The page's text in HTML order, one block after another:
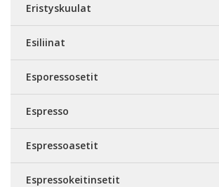
Eristyskuulat
Esiliinat
Esporessosetit
Espresso
Espressoasetit
Espressokeitinsetit